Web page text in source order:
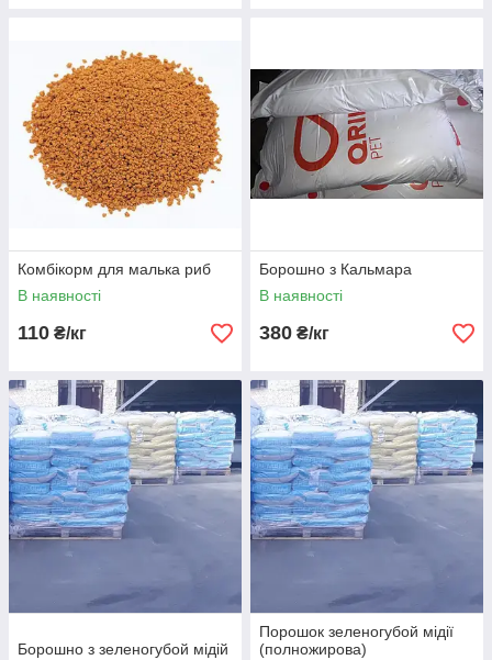
Комбікорм для малька риб
В наявності
110 ₴/кг
Борошно з Кальмара
В наявності
380 ₴/кг
Борошно з зеленогубой мідій
Порошок зеленогубой мідії
(полножирова)